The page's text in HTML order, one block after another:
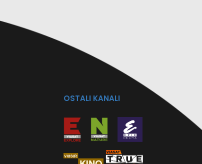
OSTALI KANALI